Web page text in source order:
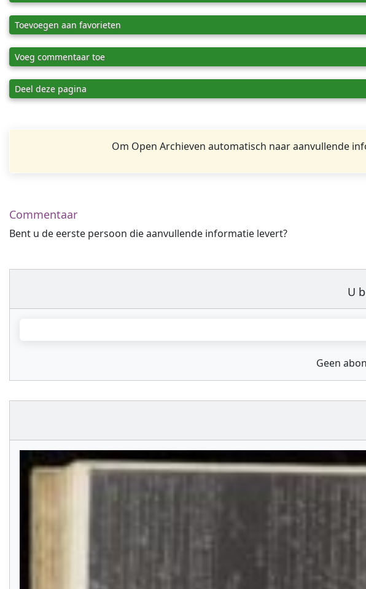
Toevoegen aan favorieten
Voeg commentaar toe
Deel deze pagina
Om Open Archieven automatisch naar aanvullende
Commentaar
Bent u de eerste persoon die aanvullende informatie levert?
U
Geen